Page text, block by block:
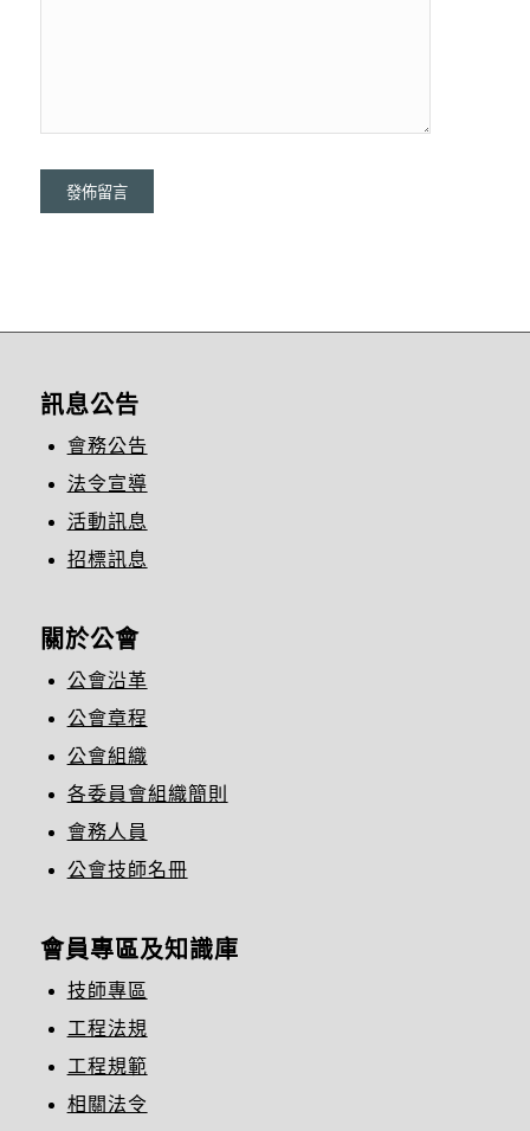
訊息公告
會務公告
法令宣導
活動訊息
招標訊息
關於公會
公會沿革
公會章程
公會組織
各委員會組織簡則
會務人員
公會技師名冊
會員專區及知識庫
技師專區
工程法規
工程規範
相關法令